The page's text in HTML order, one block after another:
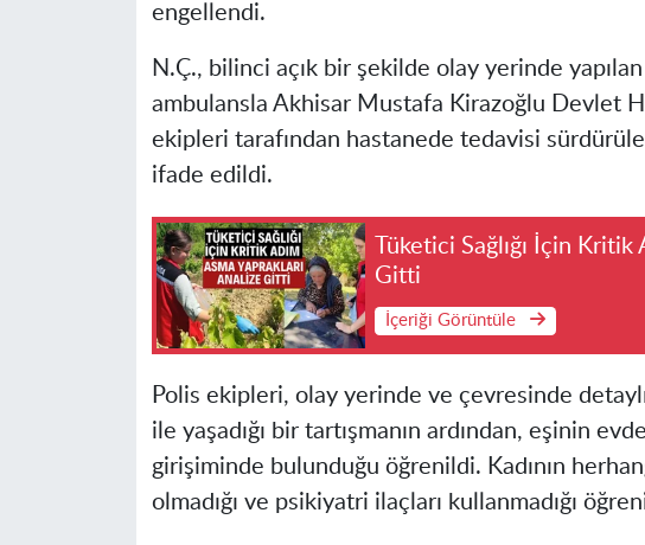
engellendi.
N.Ç., bilinci açık bir şekilde olay yerinde
ambulansla Akhisar Mustafa Kirazoğlu Devlet
ekipleri tarafından hastanede tedavisi
ifade edildi.
Tüketici Sağlığı İçin
Gitti
İçeriği Görüntüle
Polis ekipleri, olay yerinde ve çevresinde
ile yaşadığı bir tartışmanın ardından, eşinin
girişiminde bulunduğu öğrenildi. Kadının
olmadığı ve psikiyatri ilaçları kullanmadığı